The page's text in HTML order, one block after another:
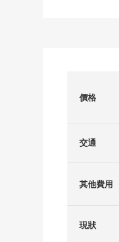
價格
交通
其他費用
現狀